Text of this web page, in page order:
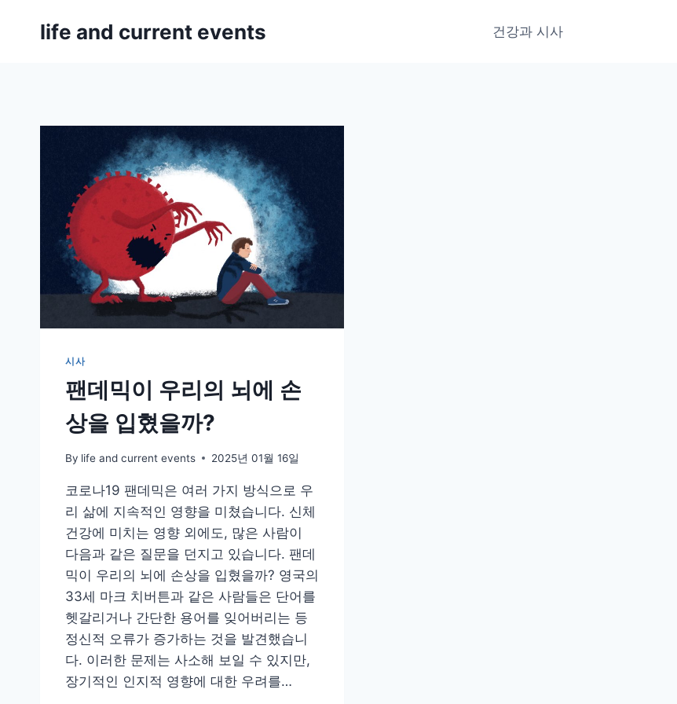
life and current events 건강과 시사
시사
팬데믹이 우리의 뇌에 손
상을 입혔을까?
By life and current events 2025년 01월 16일
코로나19 팬데믹은 여러 가지 방식으로 우
리 삶에 지속적인 영향을 미쳤습니다. 신체
건강에 미치는 영향 외에도, 많은 사람이
다음과 같은 질문을 던지고 있습니다. 팬데
믹이 우리의 뇌에 손상을 입혔을까? 영국의
33세 마크 치버튼과 같은 사람들은 단어를
헷갈리거나 간단한 용어를 잊어버리는 등
정신적 오류가 증가하는 것을 발견했습니
다. 이러한 문제는 사소해 보일 수 있지만,
장기적인 인지적 영향에 대한 우려를…